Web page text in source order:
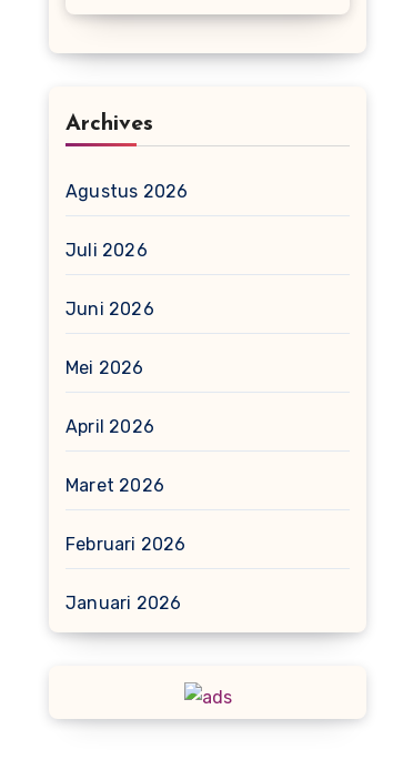
Archives
Agustus 2026
Juli 2026
Juni 2026
Mei 2026
April 2026
Maret 2026
Februari 2026
Januari 2026